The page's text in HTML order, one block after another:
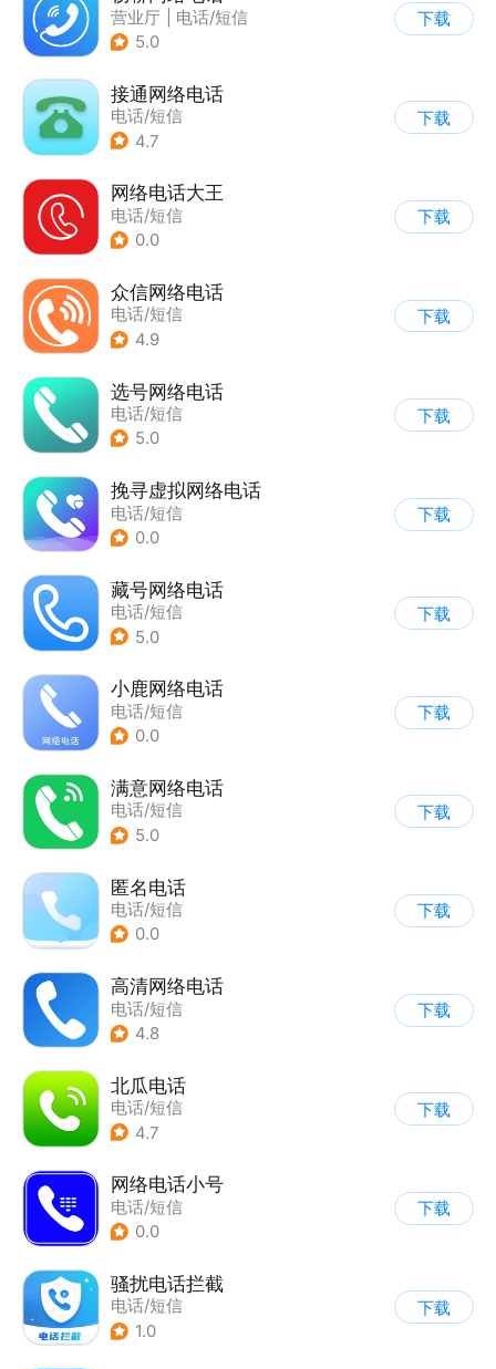
营业厅
电话/短信
5.0
下载
接通网络电话
电话/短信
4.7
下载
网络电话大王
电话/短信
0.0
下载
众信网络电话
电话/短信
4.9
下载
选号网络电话
电话/短信
5.0
下载
挽寻虚拟网络电话
电话/短信
0.0
下载
藏号网络电话
电话/短信
5.0
下载
小鹿网络电话
电话/短信
0.0
下载
满意网络电话
电话/短信
5.0
下载
匿名电话
电话/短信
0.0
下载
高清网络电话
电话/短信
4.8
下载
北瓜电话
电话/短信
4.7
下载
网络电话小号
电话/短信
0.0
下载
骚扰电话拦截
电话/短信
1.0
下载